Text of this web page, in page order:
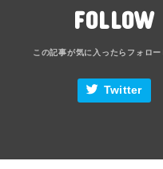
FOLLOW
Twitter